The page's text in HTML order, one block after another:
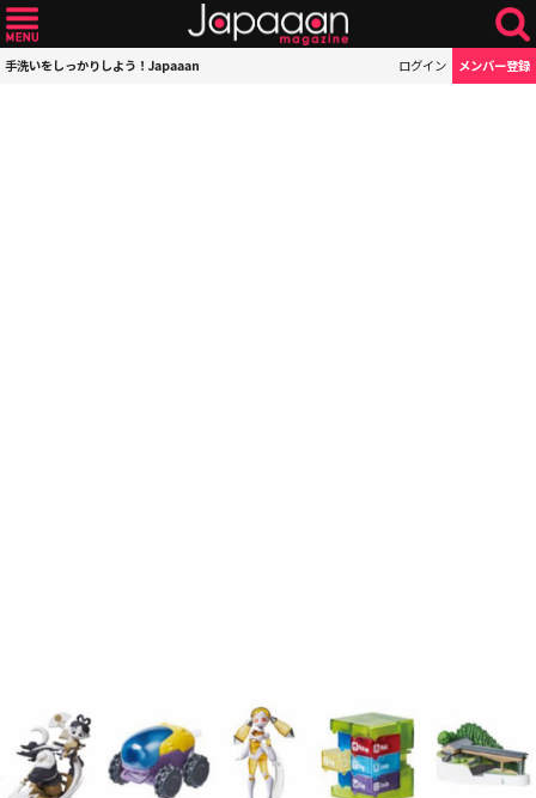
手洗いをしっかりしよう！Japaaan ログイン メンバー登録